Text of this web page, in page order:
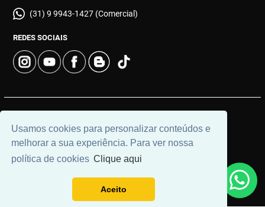
Usamos cookies para personalizar conteúdos e
melhorar a sua experiência. Para ver nossa
política de cookies Clique aqui
Aceito
(31) 9 9943-1427 (Comercial)
REDES SOCIAIS
Universal Software.